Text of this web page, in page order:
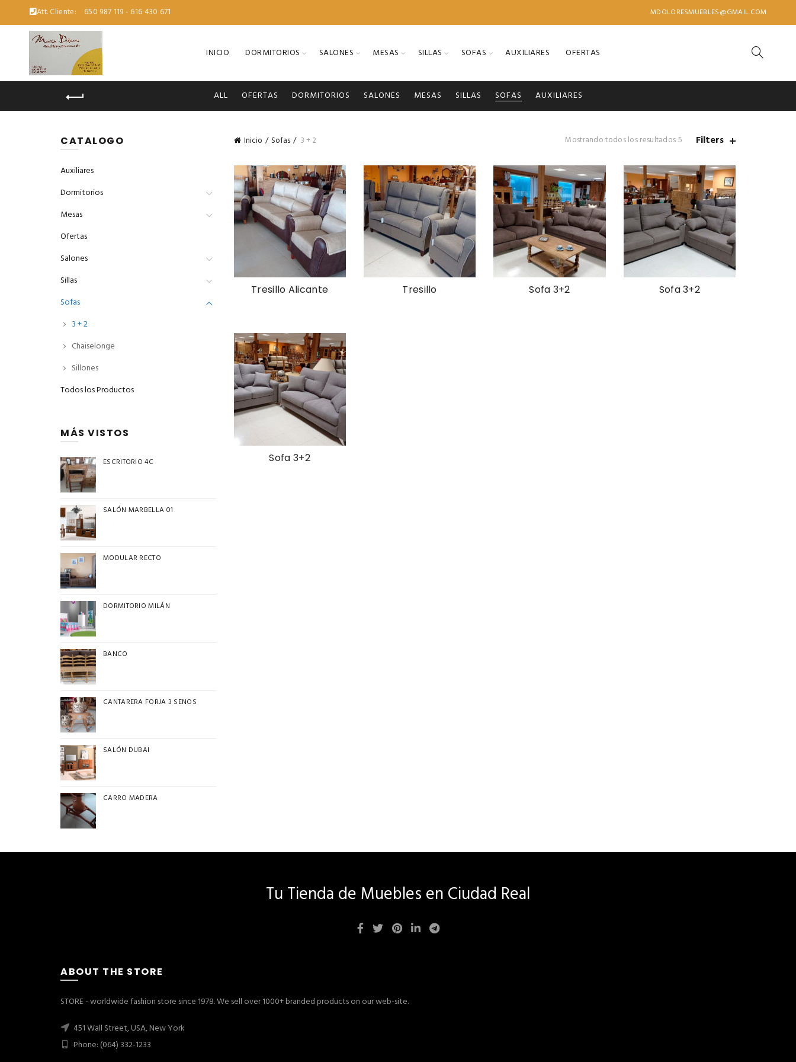
Att. Cliente: 650 987 119 - 616 430 671 MDOLORESMUEBLES@GMAIL.COM
INICIO DORMITORIOS SALONES MESAS SILLAS SOFAS AUXILIARES OFERTAS
ALL OFERTAS DORMITORIOS SALONES MESAS SILLAS SOFAS AUXILIARES
Inicio Sofas 3 + 2 Mostrando todos los resultados 5 Filters
Tresillo Alicante Tresillo Sofa 3+2 Sofa 3+2
Sofa 3+2
CATALOGO
Auxiliares
Dormitorios
Mesas
Ofertas
Salones
Sillas
Sofas
3 + 2
Chaiselonge
Sillones
Todos los Productos
MÁS VISTOS
ESCRITORIO 4C
SALÓN MARBELLA 01
MODULAR RECTO
DORMITORIO MILÁN
BANCO
CANTARERA FORJA 3 SENOS
SALÓN DUBAI
CARRO MADERA
Tu Tienda de Muebles en Ciudad Real
ABOUT THE STORE
STORE - worldwide fashion store since 1978. We sell over 1000+ branded products on our web-site.
451 Wall Street, USA, New York
Phone: (064) 332-1233